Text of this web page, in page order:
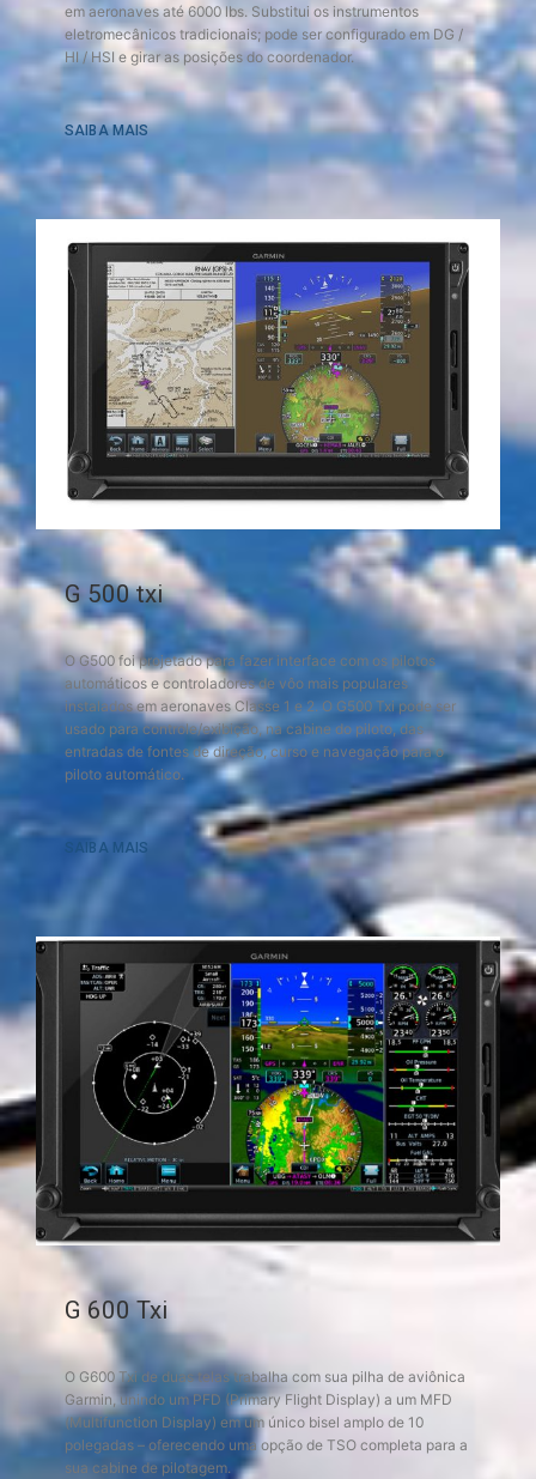
em aeronaves até 6000 lbs. Substitui os instrumentos
eletromecânicos tradicionais; pode ser configurado em DG /
HI / HSI e girar as posições do coordenador.
SAIBA MAIS
G 500 txi
O G500 foi projetado para fazer interface com os pilotos
automáticos e controladores de vôo mais populares
instalados em aeronaves Classe 1 e 2. O G500 Txi pode ser
usado para controle/exibição, na cabine do piloto, das
entradas de fontes de direção, curso e navegação para o
piloto automático.
SAIBA MAIS
G 600 Txi
O G600 Txi de duas telas trabalha com sua pilha de aviônica
Garmin, unindo um PFD (Primary Flight Display) a um MFD
(Multifunction Display) em um único bisel amplo de 10
polegadas – oferecendo uma opção de TSO completa para a
sua cabine de pilotagem.